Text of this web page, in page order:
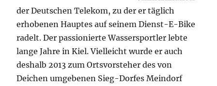
der Deutschen Telekom, zu der er täglich
erhobenen Hauptes auf seinem Dienst-E-Bike
radelt. Der passionierte Wassersportler lebte
lange Jahre in Kiel. Vielleicht wurde er auch
deshalb 2013 zum Ortsvorsteher des von
Deichen umgebenen Sieg-Dorfes Meindorf